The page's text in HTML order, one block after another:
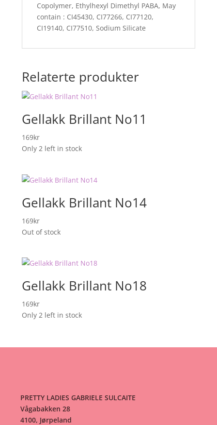
Copolymer, Ethylhexyl Dimethyl PABA, May
contain : CI45430, CI77266, CI77120,
CI19140, CI77510, Sodium Silicate
Relaterte produkter
Gellakk Brillant No11
169kr
Only 2 left in stock
Gellakk Brillant No14
169kr
Out of stock
Gellakk Brillant No18
169kr
Only 2 left in stock
PRETTY LADIES GABRIELE SULCAITE
Vågabakken 28
4100, Jørpeland